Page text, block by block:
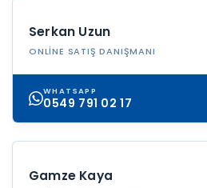
Serkan Uzun
ONLINE SATIŞ DANIŞMANI
WHATSAPP
0549 791 02 17
Gamze Kaya